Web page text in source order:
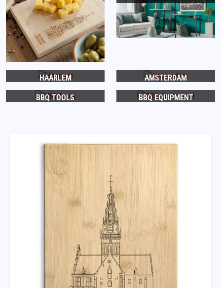
HAARLEM AMSTERDAM
BBQ TOOLS BBQ EQUIPMENT